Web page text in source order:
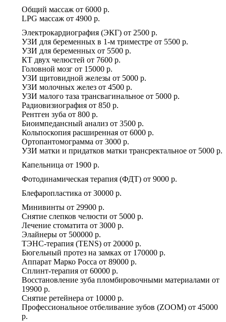
Общий массаж от 6000 р.
LPG массаж от 4900 р.
Электрокардиография (ЭКГ) от 2500 р.
УЗИ для беременных в 1-м триместре от 5500 р.
УЗИ для беременных от 5500 р.
КТ двух челюстей от 7600 р.
Головной мозг от 15000 р.
УЗИ щитовидной железы от 5000 р.
УЗИ молочных желез от 4500 р.
УЗИ малого таза трансвагинальное от 5000 р.
Радиовизиография от 850 р.
Рентген зуба от 800 р.
Биоимпедансный анализ от 3500 р.
Кольпоскопия расширенная от 6000 р.
Ортопантомограмма от 3000 р.
УЗИ матки и придатков матки трансректальное от 5000 р.
Капельница от 1900 р.
Фотодинамическая терапия (ФДТ) от 9000 р.
Блефаропластика от 30000 р.
Минивинты от 29900 р.
Снятие слепков челюсти от 5000 р.
Лечение стоматита от 3000 р.
Элайнеры от 500000 р.
ТЭНС-терапия (TENS) от 20000 р.
Бюгельный протез на замках от 170000 р.
Аппарат Марко Росса от 89000 р.
Сплинт-терапия от 60000 р.
Восстановление зуба пломбировочными материалами от
19900 р.
Снятие ретейнера от 10000 р.
Профессиональное отбеливание зубов (ZOOM) от 45000
р.